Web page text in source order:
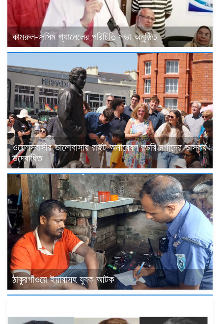
কামরুল-জসিম প্যানেলের পরিচিতি সভা অনুষ্ঠিত
ওয়েলসবাসীর ভালোবাসায় রাইট অনারেবল রডরি মর্গানের ভাস্কর্য
উদ্বোধিত
ঠাকুরগাঁওয়ে ইয়াবাসহ যুবক আটক